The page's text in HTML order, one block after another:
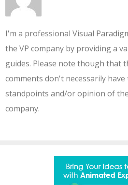
I'm a professional Visual
the VP company by providing a
guides. Please note though that
comments don't necessarily
standpoints and/or opinion of
company.